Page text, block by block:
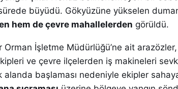
büyüdü. Gökyüzüne yükselen
hem de çevre mahallelerden görüldü.
İşletme Müdürlüğü’ne ait
ve çevre ilçelerden iş makineleri
alanda başlaması nedeniyle ekipler